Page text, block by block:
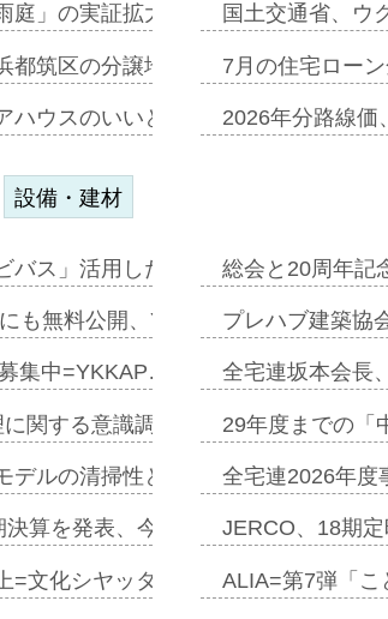
庭」の実証拡大へ=ガーデンカフェ…
都筑区の分譲地開発で初協業=お互…
ハウスのいいとこどりのコリビング…
国土交通省、ウ
7月の住宅ロー
2026年分路線
設備・建材
バス」活用した新入浴法を提案=P…
も無料公開、YKKAPとワンビ…
集中=YKKAP…
に関する意識調査=Nature…
デルの清掃性と安全性追加=リンナ…
決算を発表、今期は増収見込む=…
=文化シヤッター…
総会と20周年記
プレハブ建築協
全宅連坂本会長
29年度までの「
全宅連2026年
JERCO、18期
ALIA=第7弾「